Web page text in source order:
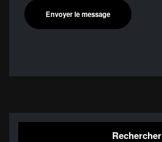
Rechercher